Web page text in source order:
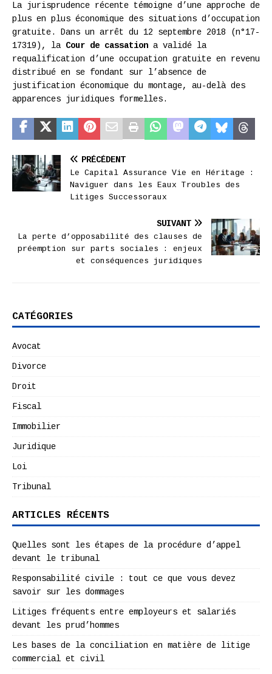
La jurisprudence récente témoigne d’une approche de
plus en plus économique des situations d’occupation
gratuite. Dans un arrêt du 12 septembre 2018 (n°17-
17319), la Cour de cassation a validé la
requalification d’une occupation gratuite en revenu
distribué en se fondant sur l’absence de
justification économique du montage, au-delà des
apparences juridiques formelles.
PRÉCÉDENT
Le Capital Assurance Vie en Héritage :
Naviguer dans les Eaux Troubles des
Litiges Successoraux
SUIVANT
La perte d’opposabilité des clauses de
préemption sur parts sociales : enjeux
et conséquences juridiques
CATÉGORIES
Avocat
Divorce
Droit
Fiscal
Immobilier
Juridique
Loi
Tribunal
ARTICLES RÉCENTS
Quelles sont les étapes de la procédure d’appel
devant le tribunal
Responsabilité civile : tout ce que vous devez
savoir sur les dommages
Litiges fréquents entre employeurs et salariés
devant les prud’hommes
Les bases de la conciliation en matière de litige
commercial et civil